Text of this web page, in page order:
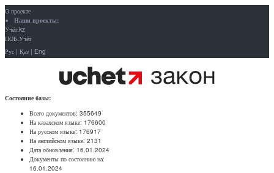
О проекте
Наши проекты:
Учёт.kz
ПОБ.Учёт
Рус | Қаз | Eng
Состояние базы:
Всего документов: 355649
На казахском языке: 176600
На русском языке: 176917
На английском языке: 2131
Дата обновления: 16.01.2024
Документы по состоянию на:
16.01.2024